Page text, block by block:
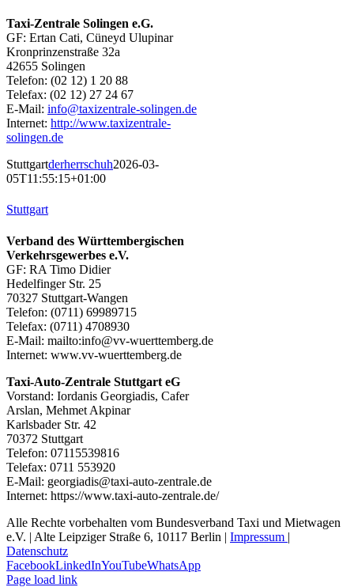
Taxi-Zentrale Solingen e.G.
GF: Ertan Cati, Cüneyd Ulupinar
Kronprinzenstraße 32a
42655 Solingen
Telefon: (02 12) 1 20 88
Telefax: (02 12) 27 24 67
E-Mail: info@taxizentrale-solingen.de
Internet: http://www.taxizentrale-
solingen.de
Stuttgartderherrschuh2026-03-
05T11:55:15+01:00
Stuttgart
Verband des Württembergischen
Verkehrsgewerbes e.V.
GF: RA Timo Didier
Hedelfinger Str. 25
70327 Stuttgart-Wangen
Telefon: (0711) 69989715
Telefax: (0711) 4708930
E-Mail: mailto:info@vv-wuerttemberg.de
Internet: www.vv-wuerttemberg.de
Taxi-Auto-Zentrale Stuttgart eG
Vorstand: Iordanis Georgiadis, Cafer
Arslan, Mehmet Akpinar
Karlsbader Str. 42
70372 Stuttgart
Telefon: 07115539816
Telefax: 0711 553920
E-Mail: georgiadis@taxi-auto-zentrale.de
Internet: https://www.taxi-auto-zentrale.de/
Alle Rechte vorbehalten vom Bundesverband Taxi und Mietwagen
e.V. | Alte Leipziger Straße 6, 10117 Berlin | Impressum |
Datenschutz
FacebookLinkedInYouTubeWhatsApp
Page load link